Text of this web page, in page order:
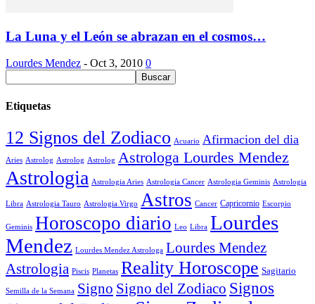
La Luna y el León se abrazan en el cosmos…
Lourdes Mendez - Oct 3, 2010 0
Etiquetas
12 Signos del Zodiaco Acuario Afirmacion del dia
Aries Astrolog Astrolog Astrolog Astrologa Lourdes Mendez
Astrologia Astrologia Aries Astrologia Cancer Astrologia Geminis Astrologia
Libra Astrologia Tauro Astrologia Virgo Astros Cancer Capricornio Escorpio
Geminis Horoscopo diario Leo Libra Lourdes
Mendez Lourdes Mendez Astrologa Lourdes Mendez
Astrologia Piscis Planetas Reality Horoscope Sagitario
Semilla de la Semana Signo Signo del Zodiaco Signos